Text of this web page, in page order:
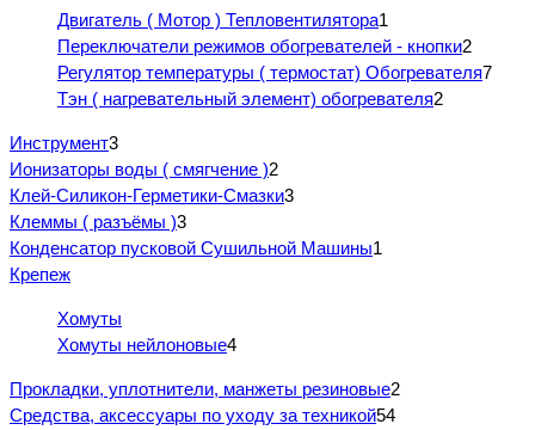
Двигатель ( Мотор ) Тепловентилятора1
Переключатели режимов обогревателей - кнопки2
Регулятор температуры ( термостат) Обогревателя7
Тэн ( нагревательный элемент) обогревателя2
Инструмент3
Ионизаторы воды ( смягчение )2
Клей-Силикон-Герметики-Смазки3
Клеммы ( разъёмы )3
Конденсатор пусковой Сушильной Машины1
Крепеж
Хомуты
Хомуты нейлоновые4
Прокладки, уплотнители, манжеты резиновые2
Средства, аксессуары по уходу за техникой54